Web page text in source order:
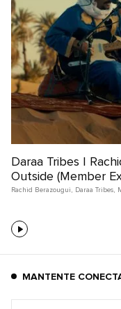
Daraa Tribes |
Outside (Member
Rachid Berazougui , Daraa Tribes,
MANTENTE